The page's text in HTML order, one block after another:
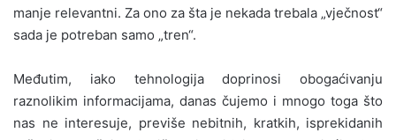
manje relevantni. Za ono za šta je nekada trebala „vječnost“
sada je potreban samo „tren“.
Međutim, iako tehnologija doprinosi obogaćivanju
raznolikim informacijama, danas čujemo i mnogo toga što
nas ne interesuje, previše nebitnih, kratkih, isprekidanih